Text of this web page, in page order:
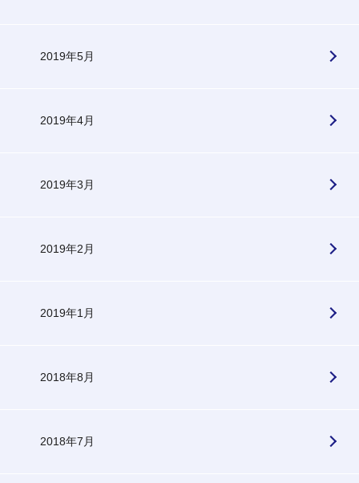
2019年5月
2019年4月
2019年3月
2019年2月
2019年1月
2018年8月
2018年7月